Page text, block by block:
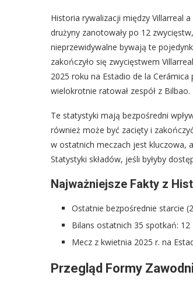
Historia rywalizacji między Villarreal
drużyny zanotowały po 12
nieprzewidywalne bywają te
zakończyło się zwycięstwem
2025 roku na Estadio de la
wielokrotnie ratował zespół z Bilbao.
Te statystyki mają bezpośredni
również może być zacięty i
w ostatnich meczach jest kluczowa,
Statystyki składów, jeśli byłyby
Najważniejsze Fakty z
Ostatnie bezpośrednie starcie
Bilans ostatnich 35 spotkań:
Mecz z kwietnia 2025 r. na
Przegląd Formy